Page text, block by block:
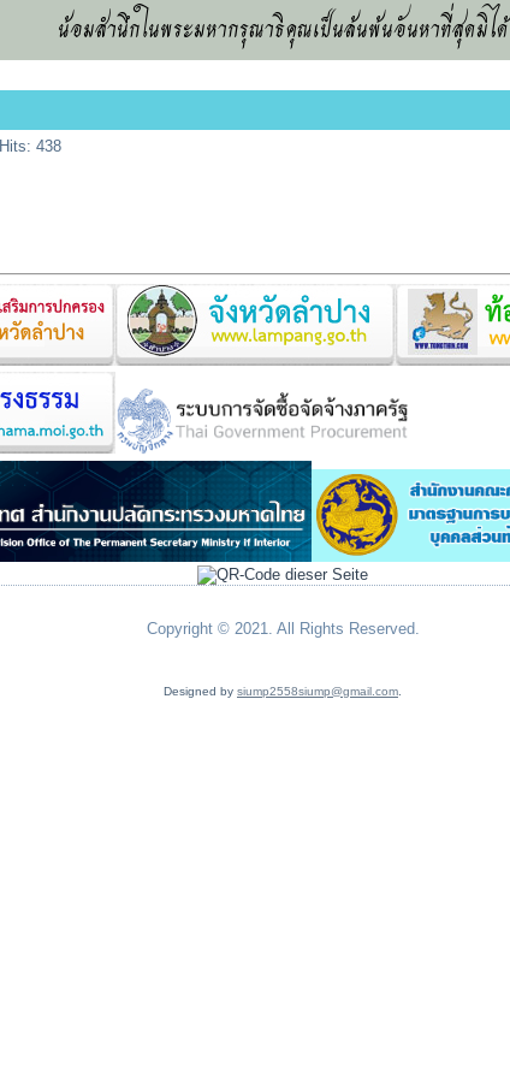
น้อมสำนึกในพระมหากรุณาธิคุณเป็นล้นพ้นอันหาที่สุดมิได้
Hits: 438
Copyright © 2021. All Rights Reserved.
Designed by siump2558siump@gmail.com